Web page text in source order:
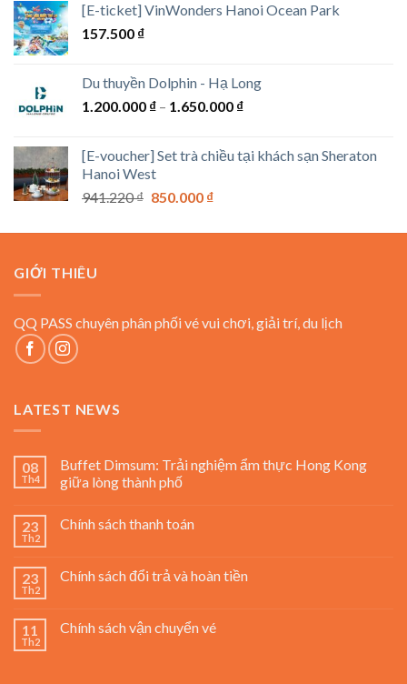
300.000 ₫
[E-ticket] VinWonders Hanoi Ocean Park
157.500 ₫
Du thuyền Dolphin - Hạ Long
1.200.000 ₫ – 1.650.000 ₫Khoảng
1.200.000 ₫
[E-voucher] Set trà chiều tại khách sạn Sheraton
Hanoi West
941.220₫ Giá
là:
850.000 ₫Giá
tại
GIỚI THIÊU
QQ PASS chuyên phân phối vé vui chơi, giải trí, du lịch
LATEST NEWS
08
Th4
Buffet Dimsum: Trải nghiệm ẩm thực Hong Kong
giữa lòng thành phố
23
Th2
Chính sách thanh toán
23
Th2
Chính sách đổi trả và hoàn tiền
11
Th2
Chính sách vận chuyển vé